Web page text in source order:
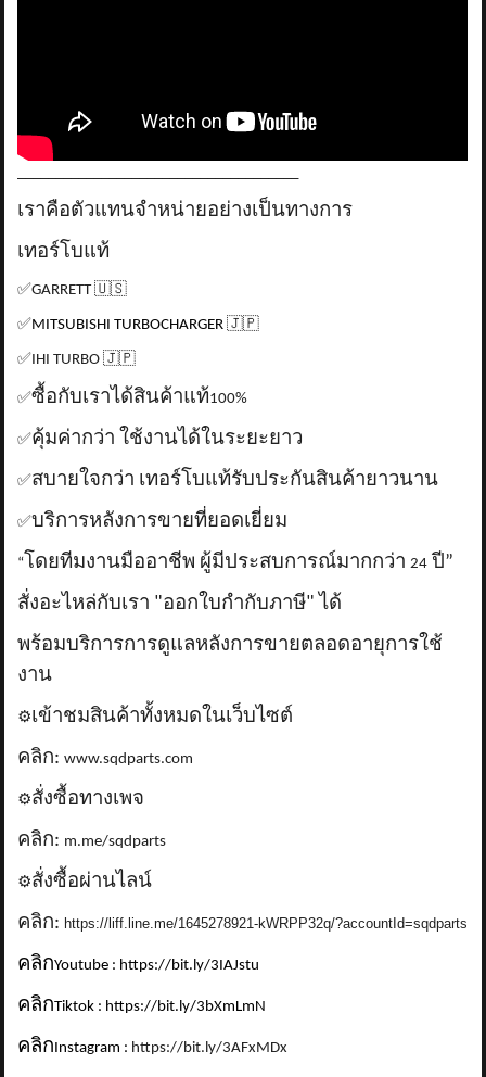
เราคือตัวแทนจำหน่ายอย่างเป็นทางการ
เทอร์โบแท้
✅GARRETT🇺🇸
✅ MITSUBISHI TURBOCHARGER 🇯🇵
✅ IHI TURBO🇯🇵
✅ซื้อกับเราได้สินค้าแท้100%
✅คุ้มค่ากว่า ใช้งานได้ในระยะยาว
✅สบายใจกว่า เทอร์โบแท้รับประกันสินค้ายาวนาน
✅บริการหลังการขายที่ยอดเยี่ยม
“ โดยทีมงานมืออาชีพ ผู้มีประสบการณ์มากกว่า24 ปี”
สั่งอะไหล่กับเรา "ออกใบกำกับภาษี" ได้
พร้อมบริการการดูแลหลังการขายตลอดอายุการใช้
งาน
⚙️เข้าชมสินค้าทั้งหมดในเว็บไซต์
คลิก:www.sqdparts.com
⚙️สั่งซื้อทางเพจ
คลิก: m.me/sqdparts
⚙️สั่งซื้อผ่านไลน์
คลิก: https://liff.line.me/1645278921-kWRPP32q/?accountId=sqdparts
คลิกYoutube : https://bit.ly/3IAJstu
คลิกTiktok : https://bit.ly/3bXmLmN
คลิก Instagram : https://bit.ly/3AFxMDx